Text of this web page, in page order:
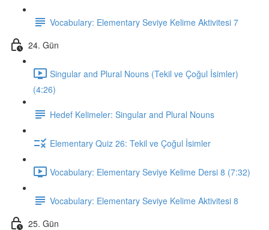
Vocabulary: Elementary Seviye Kelime Aktivitesi 7
24. Gün
Singular and Plural Nouns (Tekil ve Çoğul İsimler)
(4:26)
Hedef Kelimeler: Singular and Plural Nouns
Elementary Quiz 26: Tekil ve Çoğul İsimler
Vocabulary: Elementary Seviye Kelime Dersi 8 (7:32)
Vocabulary: Elementary Seviye Kelime Aktivitesi 8
25. Gün